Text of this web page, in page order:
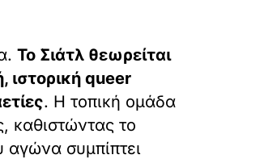
Το Σιάτλ θεωρείται
ιστορική queer
. Η τοπική ομάδα
καθιστώντας το
αγώνα συμπίπτει